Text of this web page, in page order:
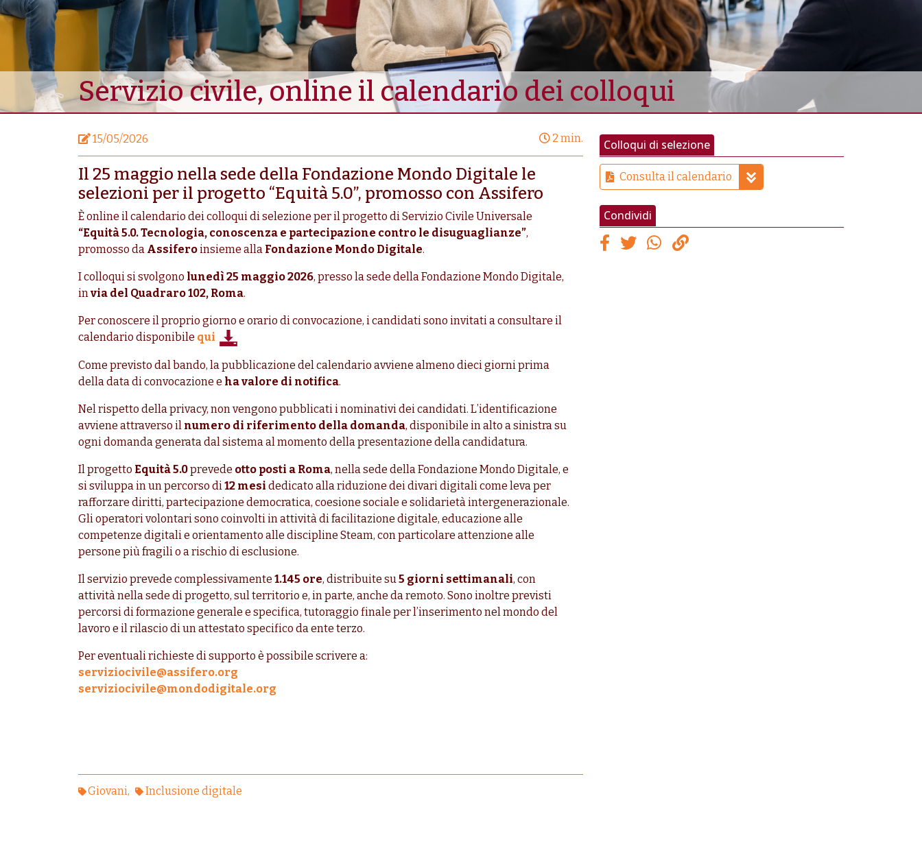
Servizio civile, online il calendario dei colloqui
15/05/2026 2 min.
Il 25 maggio nella sede della Fondazione Mondo Digitale le
selezioni per il progetto “Equità 5.0”, promosso con Assifero
È online il calendario dei colloqui di selezione per il progetto di Servizio Civile Universale
“Equità 5.0. Tecnologia, conoscenza e partecipazione contro le disuguaglianze”,
promosso da Assiferoinsieme alla Fondazione Mondo Digitale.
I colloqui si svolgono lunedì 25 maggio 2026, presso la sede della Fondazione Mondo Digitale,
invia del Quadraro 102, Roma.
Per conoscere il proprio giorno e orario di convocazione, i candidati sono invitati a consultare il
calendario disponibile qui
Come previsto dal bando, la pubblicazione del calendario avviene almeno dieci giorni prima
della data di convocazione e ha valore di notifica.
Nel rispetto della privacy, non vengono pubblicati i nominativi dei candidati. L’identificazione
avviene attraverso il numero di riferimento della domanda, disponibile in alto a sinistra su
ogni domanda generata dal sistema al momento della presentazione della candidatura.
Il progetto Equità 5.0prevede otto posti a Roma, nella sede della Fondazione Mondo Digitale, e
si sviluppa in un percorso di12 mesi dedicato alla riduzione dei divari digitali come leva per
rafforzare diritti, partecipazione democratica, coesione sociale e solidarietà intergenerazionale.
Gli operatori volontari sono coinvolti in attività di facilitazione digitale, educazione alle
competenze digitali e orientamento alle discipline Steam, con particolare attenzione alle
persone più fragili o a rischio di esclusione.
Il servizio prevede complessivamente 1.145 ore, distribuite su5 giorni settimanali, con
attività nella sede di progetto, sul territorio e, in parte, anche da remoto. Sono inoltre previsti
percorsi di formazione generale e specifica, tutoraggio finale per l’inserimento nel mondo del
lavoro e il rilascio di un attestato specifico da ente terzo.
Per eventuali richieste di supporto è possibile scrivere a:
serviziocivile@assifero.org
serviziocivile@mondodigitale.org
Colloqui di selezione
Consulta il calendario
Condividi
Giovani Inclusione digitale